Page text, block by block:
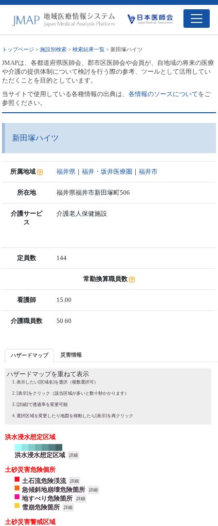
トップページ >施設別検索 >検索結果一覧 > 新田塚ハイツ
JMAPは、各都道府県医師会、郡市区医師会や会員が、自地域の将来の医療
や介護の提供体制について検討を行う際の参考、ツールとして活用してい
ただくことを目的としています。
当サイトで使用している各種情報の出典は、各情報のソースについてをご
参照ください。
新田塚ハイツ
所属地域 福井県 ｜福井・坂井医療圏 ｜福井市
所在地 福井県福井市新田塚町506
介護サービ
ス
介護老人保健施設
定員数 144
常勤換算職員数
看護師 15.00
介護職員数 50.60
ハザードマップ 災害情報
ハザードマップを重ねて表示
表示したい[区域名]を選択（複数選択可）
[表示]をクリック（該当区域が多いと数十秒かかります）
[詳細]で透過率を変更可能
選択区域を変更したり地図を移動したら[表示]を再クリック
洪水浸水想定区域
洪水浸水想定区域 詳細
土砂災害危険個所
土石流危険渓流
詳細
急傾斜地崩壊危険箇所 詳細
地すべり危険箇所 詳細
雪崩危険箇所 詳細
土砂災害警戒区域